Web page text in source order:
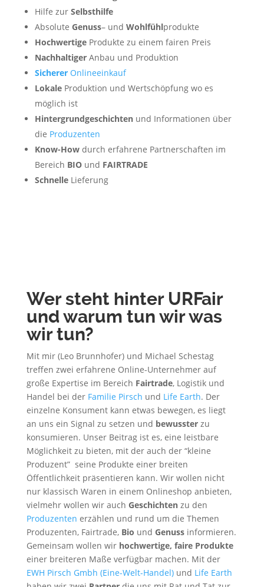
Hilfe zur Selbsthilfe
Absolute Genuss– und Wohlfühlprodukte
HochwertigeProdukte zu einem fairen Preis
NachhaltigerAnbau und Produktion
SichererOnlineeinkauf
LokaleProduktion und Wertschöpfung wo es
möglich ist
Hintergrundgeschichtenund Informationen über
die Produzenten
Know-Howdurch erfahrene Partnerschaften im
Bereich BIOund FAIRTRADE
SchnelleLieferung
Wer steht hinter URFair
und warum tun wir was
wir tun?
Mit mir (Leo Brunnhofer) und Michael Schestag
treffen zwei erfahrene Online-Unternehmer auf
große Expertise im Bereich Fairtrade, Logistik und
Handel bei der Familie Pirsch und Life Earth. Der
einzelne Konsument kann etwas bewegen, es liegt
an uns ein Signal zu setzen und bewussterzu
konsumieren. Unser Beitrag ist es, eine leistbare
Möglichkeit zu bieten, mit der auch der “kleine
Produzent” seine Produkte einer breiten
Öffentlichkeit präsentieren kann. Wir wollen nicht
nur klassisch Waren in einem Onlineshop anbieten,
vielmehr wollen wir auch Geschichtenzu den
Produzenten erzählen und rund um die Themen
Produzenten, Fairtrade, Bio und Genussinformieren.
Gemeinsam wollen wir hochwertige, faire Produkte
einer breiteren Maße verfügbar machen. Mit der
EWH Pirsch Gmbh (Eine-Welt-Handel)und Life Earth